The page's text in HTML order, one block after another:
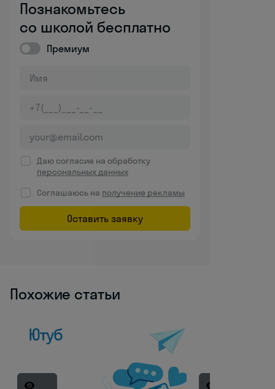
Познакомьтесь
со школой бесплатно
Премиум
Даю согласие на обработку
персональных данных
Соглашаюсь на получение рекламы
Оставить заявку
Похожие статьи